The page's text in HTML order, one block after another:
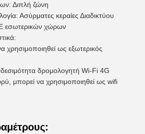
Διπλή ζώνη
Ασύρματες κεραίες Διαδικτύου
εσωτερικών χώρων
χρησιμοποιηθεί ως εξωτερικός
δρομολογητή Wi-Fi 4G
μπορεί να χρησιμοποιηθεί ως wifi